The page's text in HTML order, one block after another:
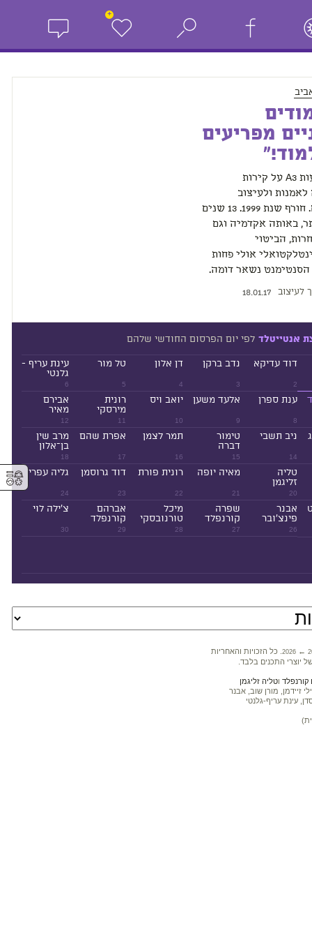
+
מפריעים
זעקו מודעות A3 על קירות
ולעיצוב
בירושלים. חורף שנת 1999. 13 שנים
באותה אקדמיה וגם
הביטוי
אולי פחות
הסנטימנט נשאר דומה.
לעיצוב 18.01.17
אנטייטלד לפי יום הפרסום החודשי שלהם
2
דוד עדיקא
3
נדב ברקן
4
דן אלון
5
טל מור
6
עינת עריף -
גלנטי
8
ענת ספרן
9
אלעד משען
10
יואב ויס
11
רונית
מירסקי
12
אבירם
מאיר
14
ניב תשבי
15
טימור
דברה
16
תמר לצמן
17
אפרת שהם
18
מרב שין
בן־אלון
20
טליה
זליגמן
21
מאיה יופה
22
רונית פורת
23
דוד גרוסמן
24
גליה עפרי
26
אבנר
פינצ'ובר
27
שפרה
קורנפלד
28
מיכל
טורנובסקי
29
אברהם
קורנפלד
30
צ'ילה לוי
2026 ←
. כל הזכויות והאחריות
יוצרי התכנים בלבד.
וטליה זליגמן
זיידמן, מורן שוב, אבנר
עינת עריף-גלנטי
⚥︎